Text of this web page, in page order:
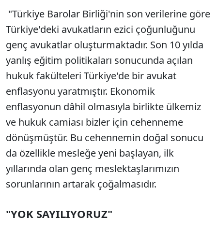
"Türkiye Barolar Birliği'nin son verilerine göre
Türkiye'deki avukatların ezici çoğunluğunu
genç avukatlar oluşturmaktadır. Son 10 yılda
yanlış eğitim politikaları sonucunda açılan
hukuk fakülteleri Türkiye'de bir avukat
enflasyonu yaratmıştır. Ekonomik
enflasyonun dâhil olmasıyla birlikte ülkemiz
ve hukuk camiası bizler için cehenneme
dönüşmüştür. Bu cehennemin doğal sonucu
da özellikle mesleğe yeni başlayan, ilk
yıllarında olan genç meslektaşlarımızın
sorunlarının artarak çoğalmasıdır.
"YOK SAYILIYORUZ"